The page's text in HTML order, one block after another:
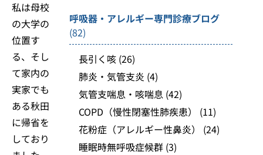
私は母校
の大学の
位置す
る、そし
て家内の
実家でも
ある秋田
に帰省を
しており
呼吸器・アレルギー専門診療ブログ
(82)
長引く咳 (26)
肺炎・気管支炎 (4)
気管支喘息・咳喘息 (42)
COPD（慢性閉塞性肺疾患）
(11)
花粉症（アレルギー性鼻炎）
(24)
睡眠時無呼吸症候群 (3)